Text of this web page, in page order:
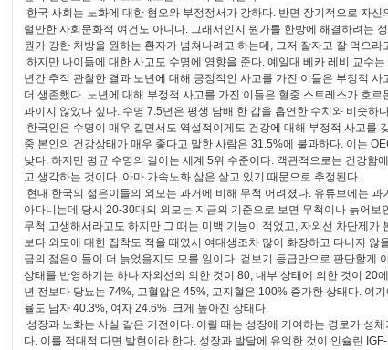
한국 사회는 노화에 대한 혐오와 부정정서가 강하다. 반면 장기적으로 자신
럴만한 사회문화적 여건도 아니다. 그래서인지 뭔가를 한방에 해결하려는
뭔가 강한 처방을 원하는 환자가 넘쳐나려고 하는데, 그저 잘자고 잘 먹으라
하지만 나이듦에 대한 사고도 수명에 영향을 준다. 예일대 베카 레비 교수
년간 추적 관찰한 결과 노년에 대해 긍정적인 사고를 가진 이들은 부정적
더 생존했다. 노년에 대해 부정적 사고를 가진 이들은 혈중 스트레스가 호르
과이지 않았나 싶다. 수명 7.5년은 평생 담배 한 갑을 흡연한 수치와 비슷하
한국인은 수명이 매우 길면서도 역설적이게도 건강에 대해 부정적 사고를
중 본인의 건강상태가 매우 좋다고 말한 사람은 31.5%에 불과하다. 이는
낮다. 하지만 평균 수명의 길이는 세계 5위 수준이다. 객관적으로는 건강함
고 생각하는 것이다. 아마 가속노화 삶은 살고 있기 때문으로 추정된다.
현대 한국의 젊은이들의 외모는 과거에 비해 무척 어려졌다. 유튜브에는 과
아다니는데 당시 20-30대의 외모는 지금의 기준으로 보면 무척이나 늙어보
무척 고생해서라고도 하지만 그 때는 미백 기능이 적었고, 자외선 차단제가
보다 외모에 대한 집착도 적을 때였서 여대생조차 많이 화장하고 다니지 않
금의 젊은이들이 더 늙었을지도 모를 일이다. 겉보기 등급만으로 판단할게
상태를 반영하기는 하나 자외선의 의한 것이 80, 내부 상태에 의한 것이 20
년 전보다 당뇨는 74%, 고혈압은 45%, 고지혈은 100% 증가한 상태다. 여기
율도 남자 40.3%, 여자 24.6% 크게 높아진 상태다.
성장과 노화는 사실 같은 기전이다. 어릴 때는 성장에 기여하는 경로가 성
다. 이를 적대적 다면 발현이라 한다. 성장과 발달에 유익한 것이 인슐린